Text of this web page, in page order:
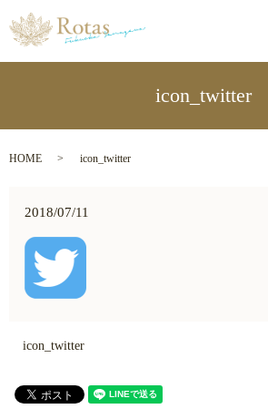
icon_twitter
HOME icon_twitter
2018/07/11
icon_twitter